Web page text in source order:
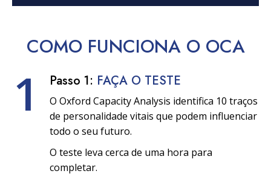
COMO FUNCIONAO OCA
1 Passo 1: FAÇA O TESTE
O Oxford Capacity Analysis identifica 10 traços
de personalidade vitais que podem influenciar
todo o seu futuro.
O teste leva cerca de uma hora para
completar.